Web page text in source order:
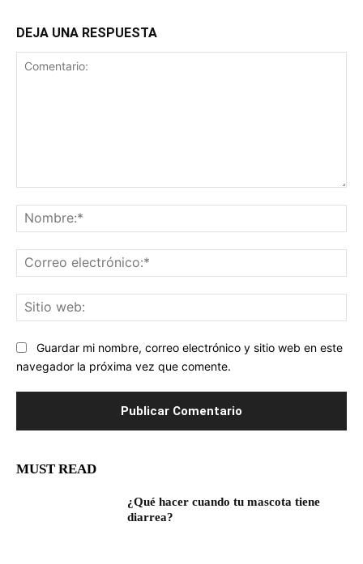
DEJA UNA RESPUESTA
Guardar mi nombre, correo electrónico y sitio web en este
navegador la próxima vez que comente.
MUST READ
¿Qué hacer cuando tu mascota tiene
diarrea?